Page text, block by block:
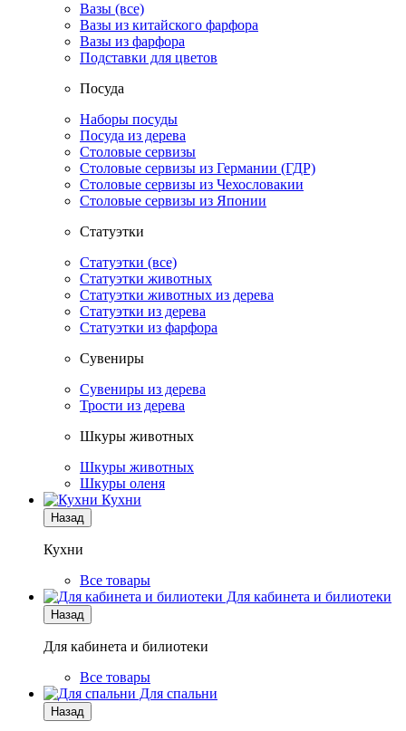
Вазы (все)
Вазы из китайского фарфора
Вазы из фарфора
Подставки для цветов
Посуда
Наборы посуды
Посуда из дерева
Столовые сервизы
Столовые сервизы из Германии (ГДР)
Столовые сервизы из Чехословакии
Столовые сервизы из Японии
Статуэтки
Статуэтки (все)
Статуэтки животных
Статуэтки животных из дерева
Статуэтки из дерева
Статуэтки из фарфора
Сувениры
Сувениры из дерева
Трости из дерева
Шкуры животных
Шкуры животных
Шкуры оленя
Кухни
Назад
Кухни
Все товары
Для кабинета и билиотеки
Назад
Для кабинета и билиотеки
Все товары
Для спальни
Назад